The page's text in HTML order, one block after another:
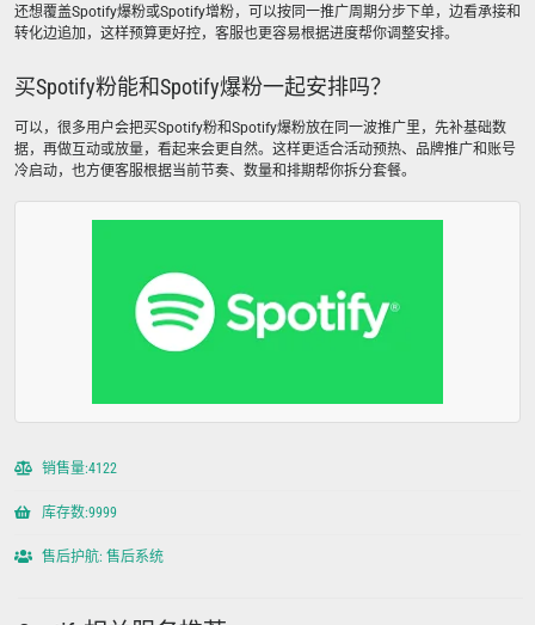
还想覆盖Spotify爆粉或Spotify增粉，可以按同一推广周期分步下单，边看承接和
转化边追加，这样预算更好控，客服也更容易根据进度帮你调整安排。
买Spotify粉能和Spotify爆粉一起安排吗？
可以，很多用户会把买Spotify粉和Spotify爆粉放在同一波推广里，先补基础数
据，再做互动或放量，看起来会更自然。这样更适合活动预热、品牌推广和账号
冷启动，也方便客服根据当前节奏、数量和排期帮你拆分套餐。
销售量:4122
库存数:9999
售后护航: 售后系统